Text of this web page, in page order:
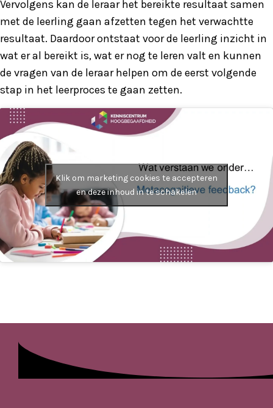
Vervolgens kan de leraar het bereikte resultaat samen
met de leerling gaan afzetten tegen het verwachtte
resultaat. Daardoor ontstaat voor de leerling inzicht in
wat er al bereikt is, wat er nog te leren valt en kunnen
de vragen van de leraar helpen om de eerst volgende
stap in het leerproces te gaan zetten.
Klik om marketing cookies te accepteren
en deze inhoud in te schakelen